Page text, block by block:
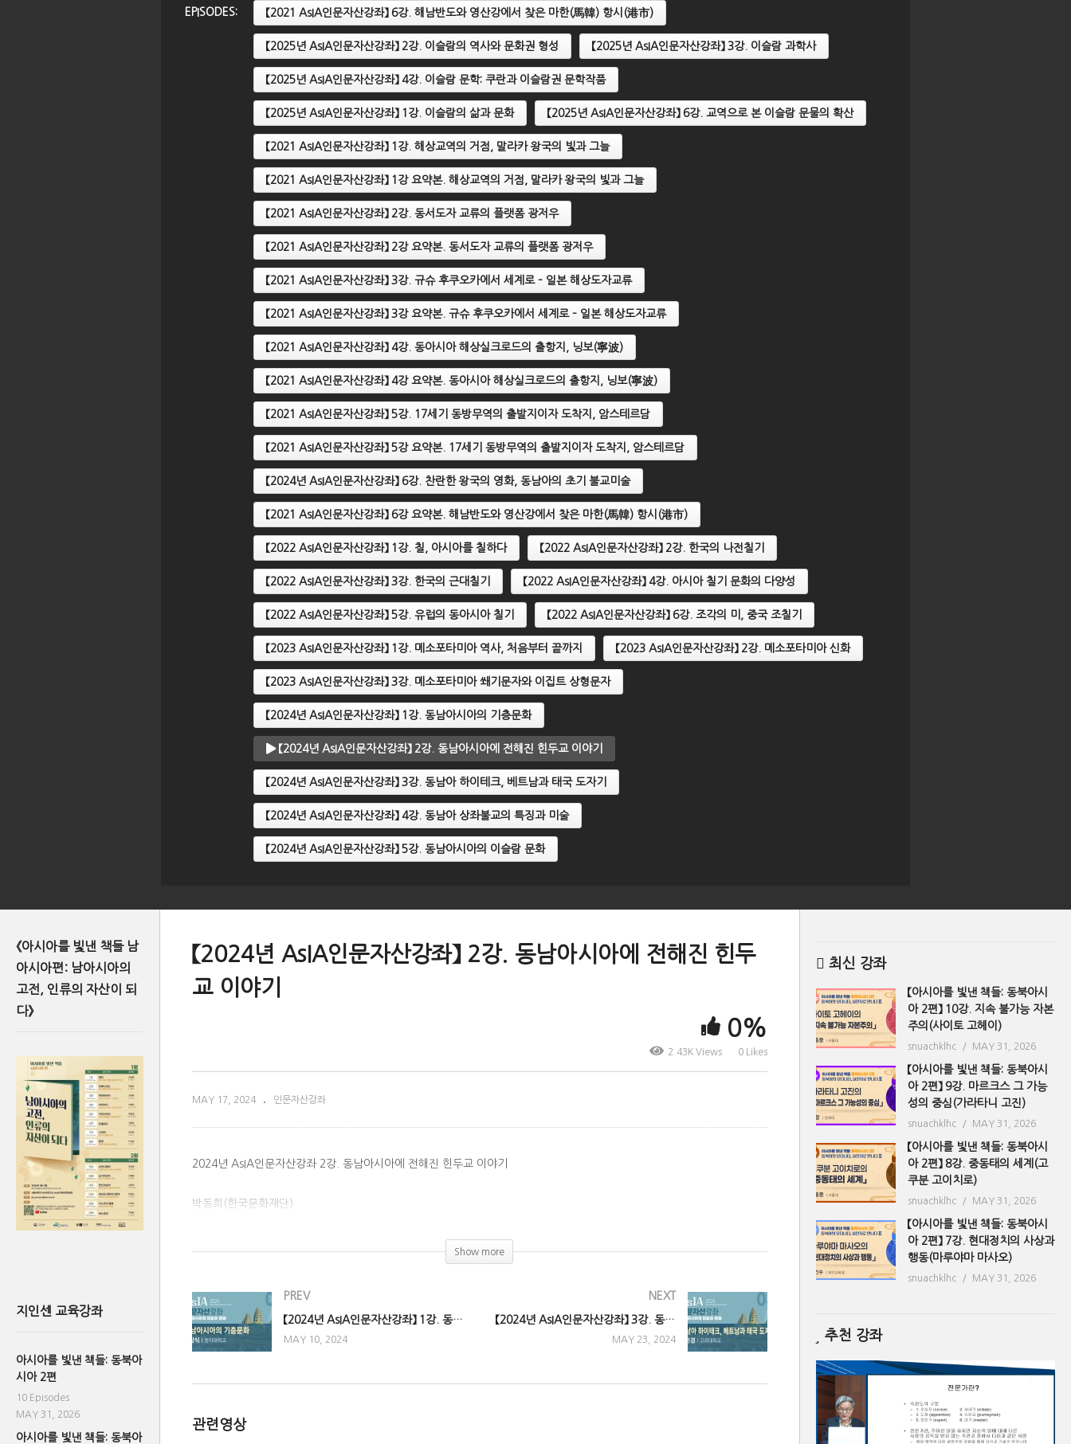
【2023 AsIA인문자산강좌】 3
강. 메소포타미아 쐐기문자와 이
【2024년 AsIA인문자산강좌】 1
강. 동남아시아의 기층문화
【2024년 AsIA인문자산강좌】 2
강. 동남아시아에 전해진 힌두교
이야기
【2024년 AsIA인문자산강좌】 3
EPISODES: 【2021 AsIA인문자산강좌】 6강. 해남반도와 영산강에서 찾은 마한(馬韓) 항시(港市)
【2025년 AsIA인문자산강좌】 2강. 이슬람의 역사와 문화권 형성 【2025년 AsIA인문자산강좌】 3강. 이슬람 과학사
【2025년 AsIA인문자산강좌】 4강. 이슬람 문학: 쿠란과 이슬람권 문학작품
【2025년 AsIA인문자산강좌】 1강. 이슬람의 삶과 문화 【2025년 AsIA인문자산강좌】 6강. 교역으로 본 이슬람 문물의 확산
【2021 AsIA인문자산강좌】 1강. 해상교역의 거점, 말라카 왕국의 빛과 그늘
【2021 AsIA인문자산강좌】 1강 요약본. 해상교역의 거점, 말라카 왕국의 빛과 그늘
【2021 AsIA인문자산강좌】 2강. 동서도자 교류의 플랫폼 광저우
【2021 AsIA인문자산강좌】 2강 요약본. 동서도자 교류의 플랫폼 광저우
【2021 AsIA인문자산강좌】 3강. 규슈 후쿠오카에서 세계로 – 일본 해상도자교류
【2021 AsIA인문자산강좌】 3강 요약본. 규슈 후쿠오카에서 세계로 – 일본 해상도자교류
【2021 AsIA인문자산강좌】 4강. 동아시아 해상실크로드의 출항지, 닝보(寧波)
【2021 AsIA인문자산강좌】 4강 요약본. 동아시아 해상실크로드의 출항지, 닝보(寧波)
【2021 AsIA인문자산강좌】 5강. 17세기 동방무역의 출발지이자 도착지, 암스테르담
【2021 AsIA인문자산강좌】 5강 요약본. 17세기 동방무역의 출발지이자 도착지, 암스테르담
【2024년 AsIA인문자산강좌】 6강. 찬란한 왕국의 영화, 동남아의 초기 불교미술
【2021 AsIA인문자산강좌】 6강 요약본. 해남반도와 영산강에서 찾은 마한(馬韓) 항시(港市)
【2022 AsIA인문자산강좌】 1강. 칠, 아시아를 칠하다 【2022 AsIA인문자산강좌】 2강. 한국의 나전칠기
【2022 AsIA인문자산강좌】 3강. 한국의 근대칠기 【2022 AsIA인문자산강좌】 4강. 아시아 칠기 문화의 다양성
【2022 AsIA인문자산강좌】 5강. 유럽의 동아시아 칠기 【2022 AsIA인문자산강좌】 6강. 조각의 미, 중국 조칠기
【2023 AsIA인문자산강좌】 1강. 메소포타미아 역사, 처음부터 끝까지 【2023 AsIA인문자산강좌】 2강. 메소포타미아 신화
【2023 AsIA인문자산강좌】 3강. 메소포타미아 쐐기문자와 이집트 상형문자
【2024년 AsIA인문자산강좌】 1강. 동남아시아의 기층문화
【2024년 AsIA인문자산강좌】 2강. 동남아시아에 전해진 힌두교 이야기
【2024년 AsIA인문자산강좌】 3강. 동남아 하이테크, 베트남과 태국 도자기
【2024년 AsIA인문자산강좌】 4강. 동남아 상좌불교의 특징과 미술
【2024년 AsIA인문자산강좌】 5강. 동남아시아의 이슬람 문화
《아시아를 빛낸 책들 남
아시아편: 남아시아의
고전, 인류의 자산이 되
다》
지인센 교육강좌
아시아를 빛낸 책들: 동북아
시아 2편
10 Episodes
MAY 31, 2026
아시아를 빛낸 책들: 동북아
【2024년 AsIA인문자산강좌】 2강. 동남아시아에 전해진 힌두
교 이야기
0%
2.43K Views 0 Likes
MAY 17, 2024 인문자산강좌
2024년 AsIA인문자산강좌 2강. 동남아시아에 전해진 힌두교 이야기
박동희(한국문화재단)
Show more
PREV
【2024년 AsIA인문자산강좌】 1강. 동남아시아의 기층문화
MAY 10, 2024
NEXT
【2024년 AsIA인문자산강좌】 3강. 동남아 하이테크, 베트남과 태국 도자기
MAY 23, 2024
관련영상
최신 강좌
【아시아를 빛낸 책들: 동북아시
아 2편】 10강. 지속 불가능 자본
주의(사이토 고헤이)
snuachklhc MAY 31, 2026
【아시아를 빛낸 책들: 동북아시
아 2편】 9강. 마르크스 그 가능
성의 중심(가라타니 고진)
snuachklhc MAY 31, 2026
【아시아를 빛낸 책들: 동북아시
아 2편】 8강. 중동태의 세계(고
쿠분 고이치로)
snuachklhc MAY 31, 2026
【아시아를 빛낸 책들: 동북아시
아 2편】 7강. 현대정치의 사상과
행동(마루야마 마사오)
snuachklhc MAY 31, 2026
추천 강좌